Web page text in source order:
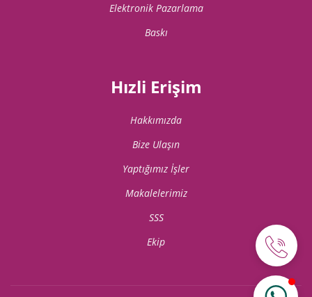
Elektronik Pazarlama
Baskı
Hızli Erişim
Hakkımızda
Bize Ulaşın
Yaptığımız İşler
Makalelerimiz
SSS
Ekip